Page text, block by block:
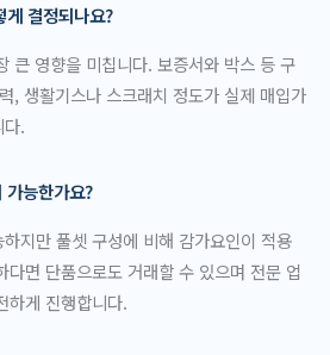
결정되나요?
큰 영향을 미칩니다. 보증서와 박스 등 구
, 생활기스나 스크래치 정도가 실제 매입가
.
가능한가요?
지만 풀셋 구성에 비해 감가요인이 적용
다면 단품으로도 거래할 수 있으며 전문 업
하게 진행합니다.